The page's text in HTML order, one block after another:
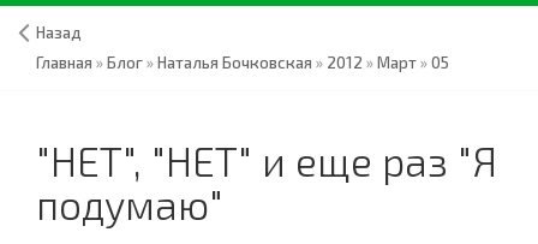
Назад
Главная »Блог»Наталья Бочковская » 2012 »Март»05
"НЕТ", "НЕТ" и еще раз "Я
подумаю"